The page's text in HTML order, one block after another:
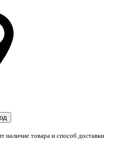
наличие товара и способ доставки